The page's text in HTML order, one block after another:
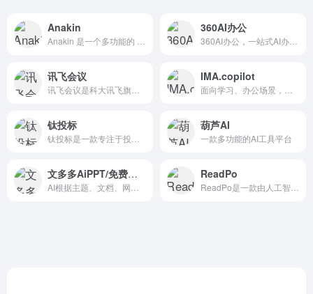
Anakin 360AI办公
讯飞会议 IMA.copilot
钛投标 葫芦AI
一款多功能的AI工具平台
文多多AiPPT/免费生成 ReadPo